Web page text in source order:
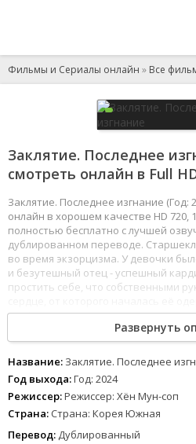
Фильмы и Сериалы онлайн » Все
Заклятие. Последнее
смотреть онлайн в Full
Заклятие. Последнее изгнание (Год:
онлайн в хорошем качестве HD 720,
полностью бесплатно с лучшей
дублированном переводе.
во время экзорцизма. У девочки
и безутешный отец - успешный
простить себе, что собственными
к трёхдневному обряду похорон, а
как Со-ми просит спасти её.
12345 678
Развернуть
Название: Заклятие. Последнее
Год выхода:Год: 2024
Режиссер:Режиссер: Хён Мун-соп
Страна: Страна: Корея Южная
Перевод: Дублированный